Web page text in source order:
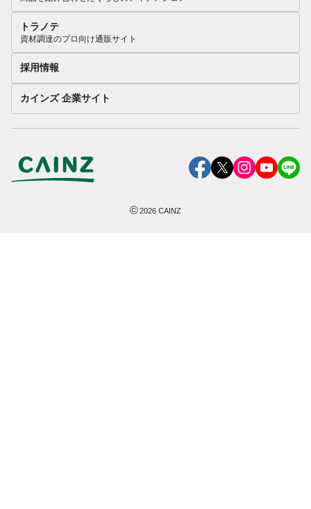
トラノテ
資材調達のプロ向け通販サイト
採用情報
カインズ 企業サイト
©2026 CAINZ